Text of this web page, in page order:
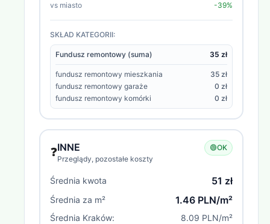
vs miasto
-39%
SKŁAD KATEGORII:
Fundusz remontowy (suma) 35 zł
fundusz remontowy mieszkania
35 zł
fundusz remontowy garaże
0 zł
fundusz remontowy komórki
0 zł
❓INNE
Przeglądy, pozostałe koszty
🟢OK
Średnia kwota 51 zł
Średnia za m² 1.46 PLN/m²
Średnia Kraków: 8.09 PLN/m²